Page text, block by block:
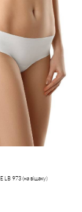
LB 973 (на вішаку)